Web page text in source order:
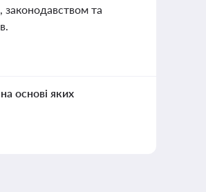
законодавством та
основі яких